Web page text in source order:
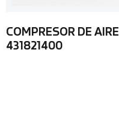
COMPRESOR DE AIRE
431821400